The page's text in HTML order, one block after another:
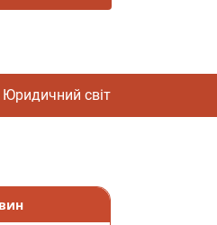
Юридичний світ